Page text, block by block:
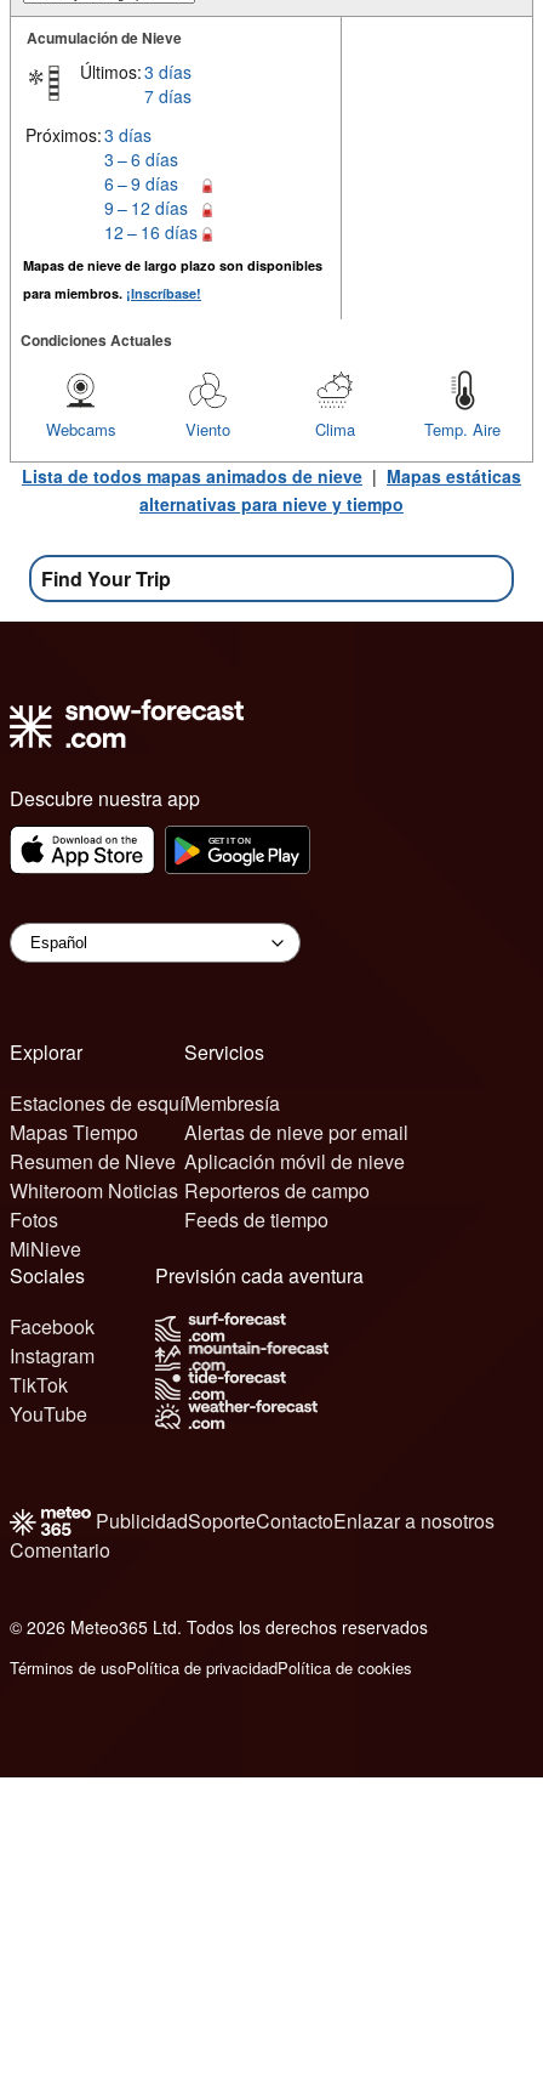
Acumulación de Nieve
Últimos:3 días
7 días
Próximos:3 días
3 – 6 días
6 – 9 días
9 – 12 días
12 – 16 días
Mapas de nieve de largo plazo son disponibles
para miembros. ¡Inscríbase!
Condiciones Actuales
Temp. Aire
Clima
Viento
Webcams
Lista de todos mapas animados de nieve | Mapas estáticas
alternativas para nieve y tiempo
Find Your Trip
Descubre nuestra app
Explorar
Estaciones de esquí
Mapas Tiempo
Resumen de Nieve
Whiteroom Noticias
Fotos
MiNieve
Servicios
Membresía
Alertas de nieve por email
Aplicación móvil de nieve
Reporteros de campo
Feeds de tiempo
Sociales
Facebook
Instagram
TikTok
YouTube
Previsión cada aventura
PublicidadSoporteContactoEnlazar a nosotros
Comentario
© 2026 Meteo365 Ltd. Todos los derechos reservados
Términos de usoPolítica de privacidadPolítica de cookies